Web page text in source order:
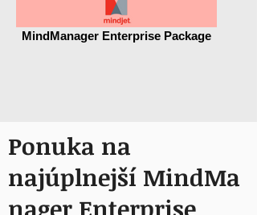
MindManager Enterprise Package
Ponuka na
najúplnejší MindMa
nager Enterprise